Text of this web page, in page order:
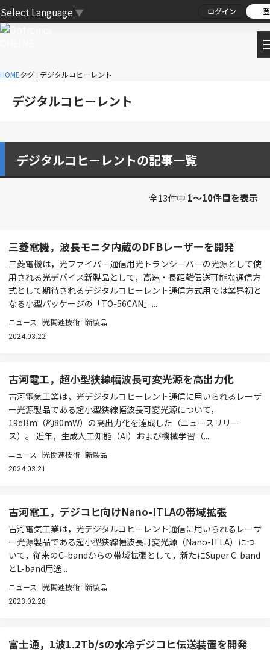
Select Language ▼ ログイン
HOMEタグ : デジタルコヒーレント
デジタルコヒーレント
デジタルコヒーレントの記事一覧
全13件中 1〜10件目を表示
三菱電機，波長モニタ内蔵のDFBレーザーを開発
三菱電機は，光ファイバー通信用光トランシーバーの光源として使
用される光デバイス新製品として，高速・長距離伝送可能な通信方
式として期待されるデジタルコヒーレント通信方式用では業界初と
なる小型パッケージの「TO-56CAN」...
ニュース 光関連技術 新製品
2024.03.22
古河電工，超小型狭線幅波長可変光源を高出力化
古河電気工業は，光デジタルコヒーレント通信に用いられるレーザ
ー光源製品である超小型狭線幅波長可変光源について，
19dBm（約80mW）の高出力化を達成した（ニュースリリー
ス）。 近年，生成人工知能（AI）および機械学習（...
ニュース 光関連技術 新製品
2024.03.21
古河電工，デジコヒ向けNano-ITLAの帯域拡張
古河電気工業は，光デジタルコヒーレント通信に用いられるレーザ
ー光源製品である超小型狭線幅波長可変光源（Nano-ITLA）につ
いて，従来のC-bandからの帯域拡張として，新たにSuper C-band
とL-band用途...
ニュース 光関連技術 新製品
2023.02.28
富士通，1波1.2Tb/sの水冷デジコヒ伝送装置を開発